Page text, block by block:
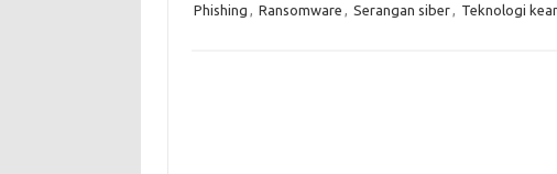
Phishing , Ransomware , Serangan siber, Teknologi